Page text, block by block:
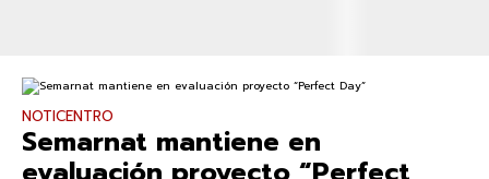
NOTICENTRO
Semarnat mantiene en